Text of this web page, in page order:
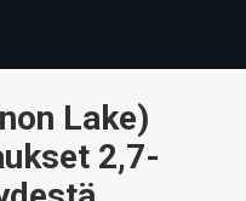
Lake)
2,7-